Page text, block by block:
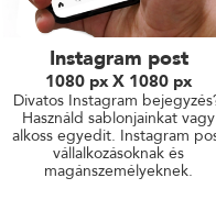
Instagram post
1080 px X 1080 px
Divatos Instagram
Használd sablonjainkat vagy
alkoss egyedit. Instagram
vállalkozásoknak és
magánszemélyeknek.